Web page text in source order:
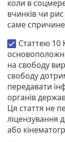
коли в
вчинків чи
саме
Статтею 10
на свободу
свободу
передавати
органів
Ця стаття не
ліцензування
або